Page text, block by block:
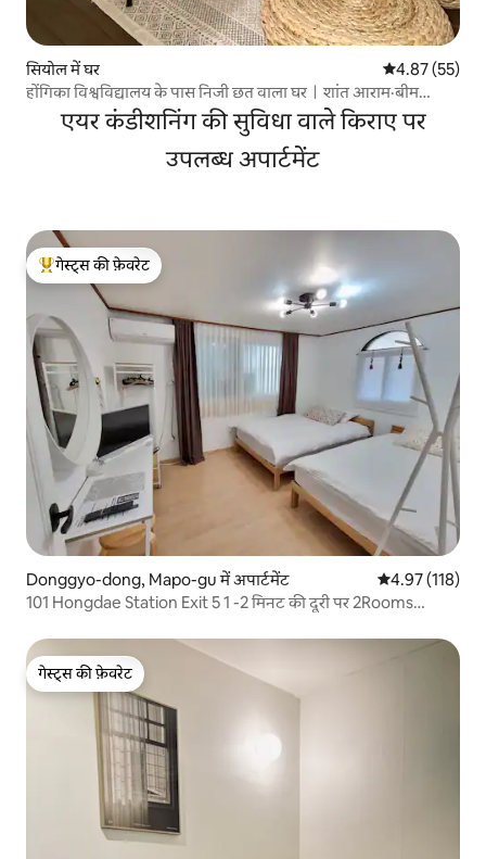
सियोल में घर औसत रेटिंग 5 में
4.87 (55)
होंगिका विश्वविद्यालय के पास निजी छत वाला घरㅣशांत आराम·बीम
प्रोजेक्टरㅣ4 लोगों के परिवार·दोस्तों के लिएㅣपूरी मंजिल का उपयोग
एयर कंडीशनिंग की सुविधा वाले किराए पर
उपलब्ध अपार्टमेंट
गेस्ट्स का टॉप फ़ेवरेट
गेस्ट्स की फ़ेवरेट
Donggyo-dong, Mapo-gu में अपार्टमेंट औसत रेटिंग 5 में से
4.97 (118)
101 Hongdae Station Exit 5 1 -2 मिनट की दूरी पर 2Rooms
गेस्ट्स की फ़ेवरेट
गेस्ट्स की फ़ेवरेट